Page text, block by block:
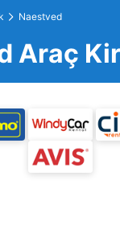
Naestved
Araç